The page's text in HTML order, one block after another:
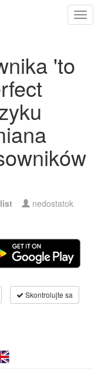
'to
nedostatok
Skontrolujte sa